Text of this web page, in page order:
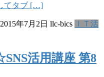
てタブ […]
2015年7月2日 llc-bics
ＩＴ活
活用講座 第8